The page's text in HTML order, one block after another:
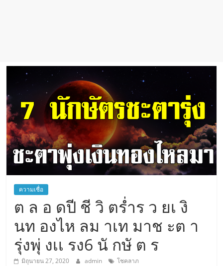
ความเชื่อ
ต ล อ ดปี ชี วิ ตร่ำร ว ยเ งิ
นท องไห ลม าเท มาช ะต า
รุ่งพุ่ งเเ รง6 นั กษั ต ร
มิถุนายน 27, 2020 admin โชคลาภ